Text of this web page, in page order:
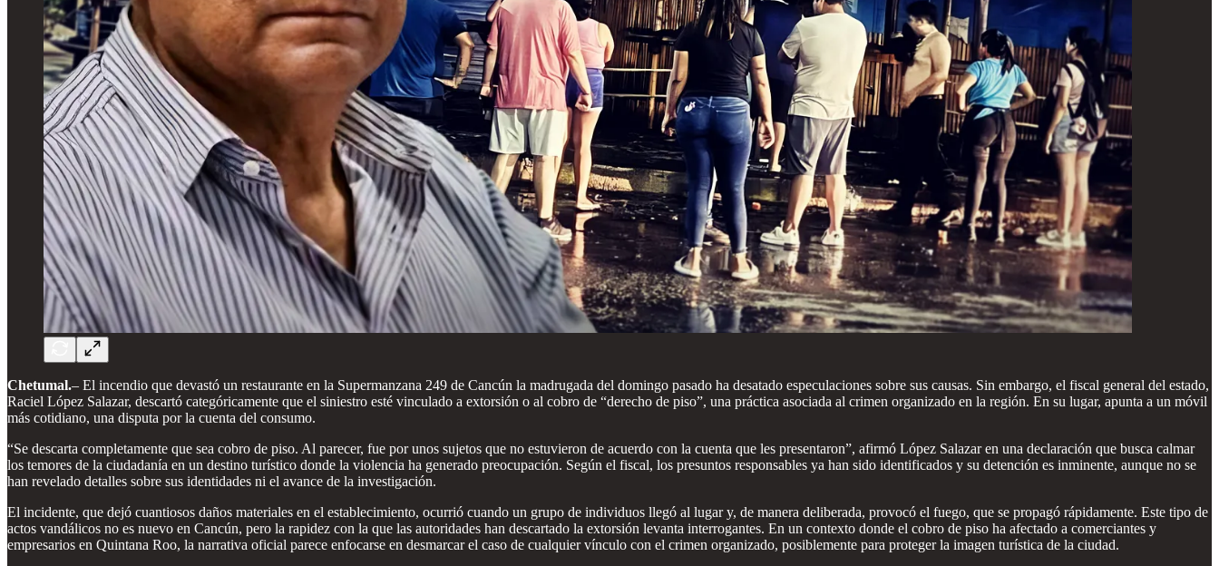
Chetumal.– El incendio que devastó un restaurante en la Supermanzana 249 de Cancún la madrugada del domingo pasado ha desatado especulaciones sobre sus causas. Sin embargo, el fiscal general del estado,
Raciel López Salazar, descartó categóricamente que el siniestro esté vinculado a extorsión o al cobro de “derecho de piso”, una práctica asociada al crimen organizado en la región. En su lugar, apunta a un móvil
más cotidiano, una disputa por la cuenta del consumo.
“Se descarta completamente que sea cobro de piso. Al parecer, fue por unos sujetos que no estuvieron de acuerdo con la cuenta que les presentaron”, afirmó López Salazar en una declaración que busca calmar
los temores de la ciudadanía en un destino turístico donde la violencia ha generado preocupación. Según el fiscal, los presuntos responsables ya han sido identificados y su detención es inminente, aunque no se
han revelado detalles sobre sus identidades ni el avance de la investigación.
El incidente, que dejó cuantiosos daños materiales en el establecimiento, ocurrió cuando un grupo de individuos llegó al lugar y, de manera deliberada, provocó el fuego, que se propagó rápidamente. Este tipo de
actos vandálicos no es nuevo en Cancún, pero la rapidez con la que las autoridades han descartado la extorsión levanta interrogantes. En un contexto donde el cobro de piso ha afectado a comerciantes y
empresarios en Quintana Roo, la narrativa oficial parece enfocarse en desmarcar el caso de cualquier vínculo con el crimen organizado, posiblemente para proteger la imagen turística de la ciudad.